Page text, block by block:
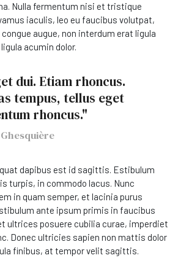
Nulla fermentum nisi et tristique
iaculis, leo eu faucibus volutpat,
augue, non interdum erat ligula
acumin dolor.
dui. Etiam rhoncus.
tempus, tellus eget
rhoncus."
dapibus est id sagittis. Estibulum
turpis, in commodo lacus. Nunc
in quam semper, et lacinia purus
ante ipsum primis in faucibus
ultrices posuere cubilia curae, imperdiet
Donec ultricies sapien non mattis dolor
finibus, at tempor velit sagittis.